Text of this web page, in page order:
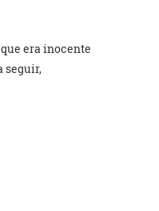
era inocente
seguir,